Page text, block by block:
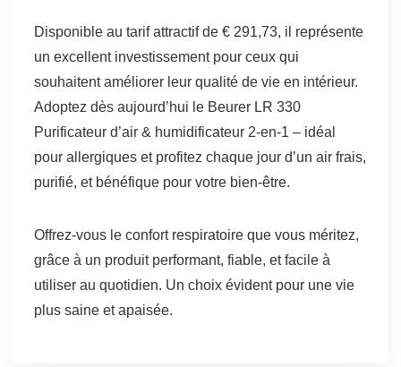
Disponible au tarif attractif de € 291,73, il représente
un excellent investissement pour ceux qui
souhaitent améliorer leur qualité de vie en intérieur.
Adoptez dès aujourd’hui le Beurer LR 330
Purificateur d’air & humidificateur 2-en-1 – idéal
pour allergiques et profitez chaque jour d’un air frais,
purifié, et bénéfique pour votre bien-être.
Offrez-vous le confort respiratoire que vous méritez,
grâce à un produit performant, fiable, et facile à
utiliser au quotidien. Un choix évident pour une vie
plus saine et apaisée.